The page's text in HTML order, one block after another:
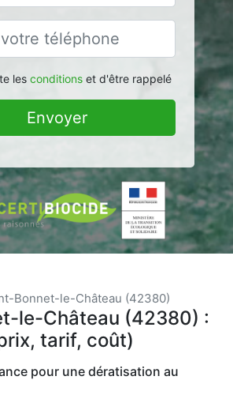
les conditionset d'être rappelé
Envoyer
Bonnet-le-Château (42380)
le-Château (42380) :
tarif, coût)
pour une dératisation au